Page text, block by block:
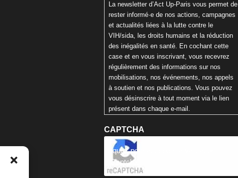
La newsletter d’Act Up-Paris vous permet de
rester informé·e de nos actions, campagnes
et actualités liées à la lutte contre le
VIH/sida, les droits humains et la réduction
des inégalités en santé. En cochant cette
case et en vous inscrivant, vous recevrez
régulièrement des informations sur nos
mobilisations, nos événements, nos appels
à soutien et nos publications. Vous pouvez
vous désinscrire à tout moment via le lien
présent dans chaque e-mail.
CAPTCHA
Cliquez pour accepter la validation
reCaptcha.